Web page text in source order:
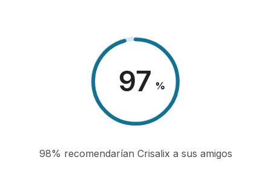
98 %
98% recomendarían Crisalix a sus amigos